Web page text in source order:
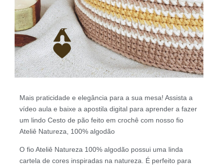
Mais praticidade e elegância para a sua mesa! Assista a
vídeo aula e baixe a apostila digital para aprender a fazer
um lindo Cesto de pão feito em crochê com nosso fio
Ateliê Natureza, 100% algodão
O fio Ateliê Natureza 100% algodão possui uma linda
cartela de cores inspiradas na natureza. É perfeito para